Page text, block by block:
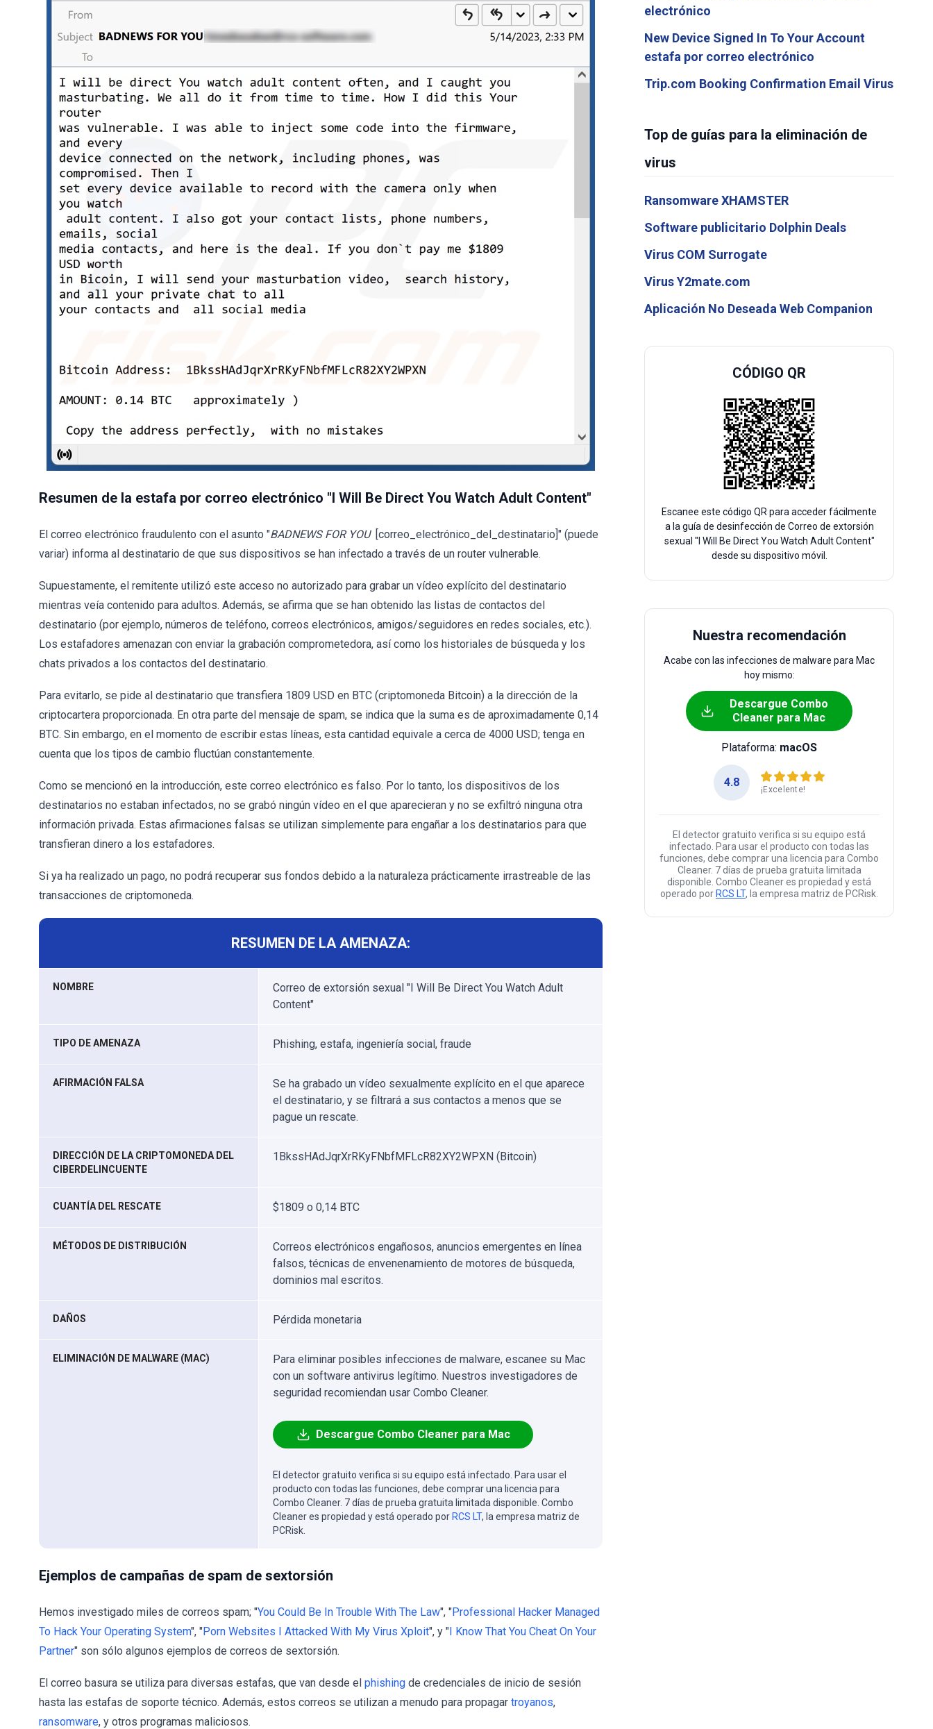
Resumen de la estafa por correo electrónico "I Will Be Direct You Watch Adult Content"
El correo electrónico fraudulento con el asunto "BADNEWS FOR YOU [correo_electrónico_del_destinatario]" (puede
variar) informa al destinatario de que sus dispositivos se han infectado a través de un router vulnerable.
Supuestamente, el remitente utilizó este acceso no autorizado para grabar un vídeo explícito del destinatario
mientras veía contenido para adultos. Además, se afirma que se han obtenido las listas de contactos del
destinatario (por ejemplo, números de teléfono, correos electrónicos, amigos/seguidores en redes sociales, etc.).
Los estafadores amenazan con enviar la grabación comprometedora, así como los historiales de búsqueda y los
chats privados a los contactos del destinatario.
Para evitarlo, se pide al destinatario que transfiera 1809 USD en BTC (criptomoneda Bitcoin) a la dirección de la
criptocartera proporcionada. En otra parte del mensaje de spam, se indica que la suma es de aproximadamente 0,14
BTC. Sin embargo, en el momento de escribir estas líneas, esta cantidad equivale a cerca de 4000 USD; tenga en
cuenta que los tipos de cambio fluctúan constantemente.
Como se mencionó en la introducción, este correo electrónico es falso. Por lo tanto, los dispositivos de los
destinatarios no estaban infectados, no se grabó ningún vídeo en el que aparecieran y no se exfiltró ninguna otra
información privada. Estas afirmaciones falsas se utilizan simplemente para engañar a los destinatarios para que
transfieran dinero a los estafadores.
Si ya ha realizado un pago, no podrá recuperar sus fondos debido a la naturaleza prácticamente irrastreable de las
transacciones de criptomoneda.
RESUMEN DE LA AMENAZA:
NOMBRE
Correo de extorsión sexual "I Will Be Direct You Watch Adult
Content"
TIPO DE AMENAZA Phishing, estafa, ingeniería social, fraude
AFIRMACIÓN FALSA
Se ha grabado un vídeo sexualmente explícito en el que aparece
el destinatario, y se filtrará a sus contactos a menos que se
pague un rescate.
DIRECCIÓN DE LA CRIPTOMONEDA DEL
CIBERDELINCUENTE
1BkssHAdJqrXrRKyFNbfMFLcR82XY2WPXN (Bitcoin)
CUANTÍA DEL RESCATE $1809 o 0,14 BTC
MÉTODOS DE DISTRIBUCIÓN
Correos electrónicos engañosos, anuncios emergentes en línea
falsos, técnicas de envenenamiento de motores de búsqueda,
dominios mal escritos.
DAÑOS Pérdida monetaria
ELIMINACIÓN DE MALWARE (MAC)
Para eliminar posibles infecciones de malware, escanee su Mac
con un software antivirus legítimo. Nuestros investigadores de
seguridad recomiendan usar Combo Cleaner.
Descargue Combo Cleaner para Mac
El detector gratuito verifica si su equipo está infectado. Para usar el
producto con todas las funciones, debe comprar una licencia para
Combo Cleaner. 7 días de prueba gratuita limitada disponible. Combo
Cleaner es propiedad y está operado por RCS LT, la empresa matriz de
PCRisk.
Ejemplos de campañas de spam de sextorsión
Hemos investigado miles de correos spam; "You Could Be In Trouble With The Law", "Professional Hacker Managed
To Hack Your Operating System", "Porn Websites I Attacked With My Virus Xploit", y "I Know That You Cheat On Your
Partner" son sólo algunos ejemplos de correos de sextorsión.
El correo basura se utiliza para diversas estafas, que van desde el phishing de credenciales de inicio de sesión
hasta las estafas de soporte técnico. Además, estos correos se utilizan a menudo para propagar troyanos,
ransomware, y otros programas maliciosos.
electrónico
New Device Signed In To Your Account
estafa por correo electrónico
Trip.com Booking Confirmation Email Virus
Top de guías para la eliminación de
virus
Ransomware XHAMSTER
Software publicitario Dolphin Deals
Virus COM Surrogate
Virus Y2mate.com
Aplicación No Deseada Web Companion
CÓDIGO QR
Escanee este código QR para acceder fácilmente
a la guía de desinfección de Correo de extorsión
sexual "I Will Be Direct You Watch Adult Content"
desde su dispositivo móvil.
Nuestra recomendación
Acabe con las infecciones de malware para Mac
hoy mismo:
Descargue Combo
Cleaner para Mac
Plataforma: macOS
4.8
¡Excelente!
El detector gratuito verifica si su equipo está
infectado. Para usar el producto con todas las
funciones, debe comprar una licencia para Combo
Cleaner. 7 días de prueba gratuita limitada
disponible. Combo Cleaner es propiedad y está
operado por RCS LT, la empresa matriz de PCRisk.